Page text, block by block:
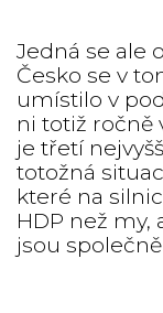
Jedná se ale
Česko se v
umístilo v
ni totiž ročně
je třetí
totožná
které na
HDP než my,
jsou